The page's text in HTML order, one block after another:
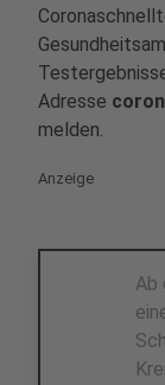
Adresse
melden.
Anzeige
Ab